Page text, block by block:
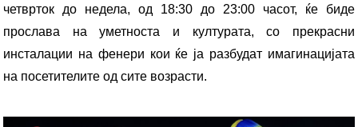
четврток до недела, од 18:30 до 23:00 часот, ќе биде
прослава на уметноста и културата, со прекрасни
инсталации на фенери кои ќе ја разбудат имагинацијата
на посетителите од сите возрасти.